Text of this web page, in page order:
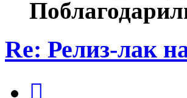
Re: Релиз-лак